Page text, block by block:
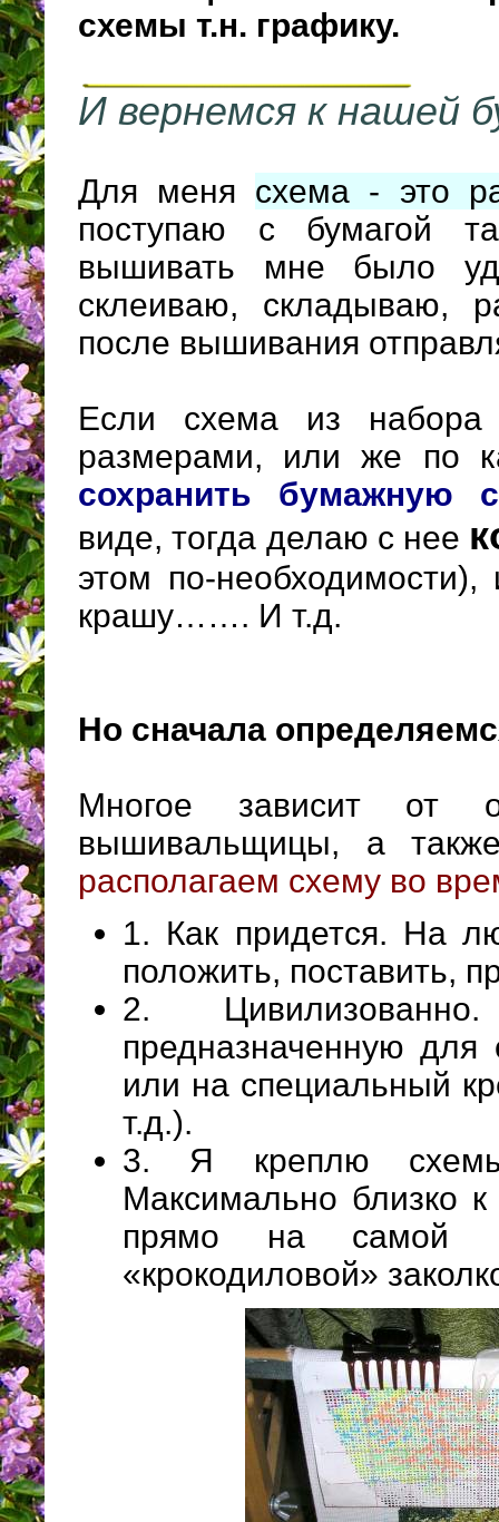
схемы т.н. графику.
И вернемся к нашей
Для меня схема - это
поступаю с бумагой
вышивать мне было
склеиваю, складываю,
после вышивания
Если схема из набора
размерами, или же по
сохранить бумажную
виде, тогда делаю с нее
этом по-
крашу……. И т.д.
Но сначала
Многое зависит от
вышивальщицы, а
располагаем схему во
1. Как придется. На
положить, поставить,
2.
предназначенную для
или на специальный
т.д.).
3. Я креплю
Максимально близко
прямо на самой
«крокодиловой»